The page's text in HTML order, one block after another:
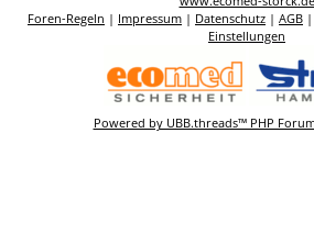
Foren-Regeln | Impressum | Datenschutz | AGB |
Einstellungen
Powered by UBB.threads™ PHP